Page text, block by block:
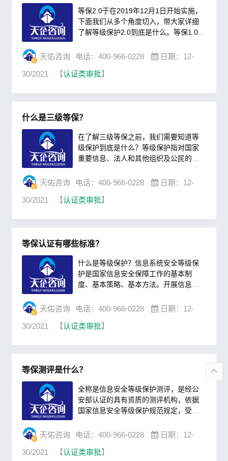
等保2.0于在2019年12月1日开始实施，
下面我们从多个角度切入，带大家详细
了解等级保护2.0到底是什么。等保1.0回
一下等保1.0。等保1.0发布距今已经有
全也越来越被人们所重视。在1.0的初
于安全。行业等级保护全面开展，等保
天佑咨询 电话：400-966-0228
日期：12-
30/2021
【认证类审批】
什么是三级等保？
在了解三级等保之前，我们需要知道等
级保护到底是什么？等级保护指对国家
重要信息、法人和其他组织及公民的专
理这些信息的信息系统分等级实行安全
品实行按等级管理，对信息系统中发生
渐升高，每一个级别的要求存在差异，
天佑咨询 电话：400-966-0228
日期：12-
30/2021
【认证类审批】
等保认证有哪些标准？
什么是等级保护？信息系统安全等级保
护是国家信息安全保障工作的基本制
度、基本策略、基本方法。开展信息系
息安全保障工作的重要内容，也是一项
信息系统安全等级保护测评工作是指测
保护状况进行检测评估的活动。公安机
天佑咨询 电话：400-966-0228
日期：12-
30/2021
【认证类审批】
等保测评是什么？
全称是信息安全等级保护测评，是经公
安部认证的具有资质的测评机构，依据
国家信息安全等级保护规范规定，受有
标准，对信息系统安全等级保护状况进
息系统安全等级保护状况进行测试评
天佑咨询 电话：400-966-0228
日期：12-
30/2021
【认证类审批】